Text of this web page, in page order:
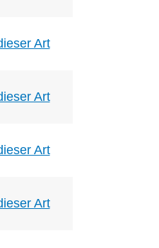
Art
Art
Art
Art